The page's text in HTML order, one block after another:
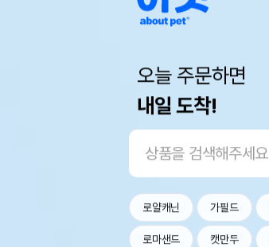
오늘 주문하면
내일 도착!
로얄캐닌 가필드
로마샌드 캣만두